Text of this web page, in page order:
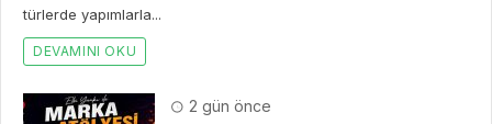
türlerde yapımlarla...
DEVAMINI OKU
2 gün önce